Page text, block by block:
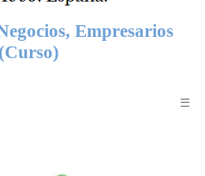
Empresarios
(Curso)
☰